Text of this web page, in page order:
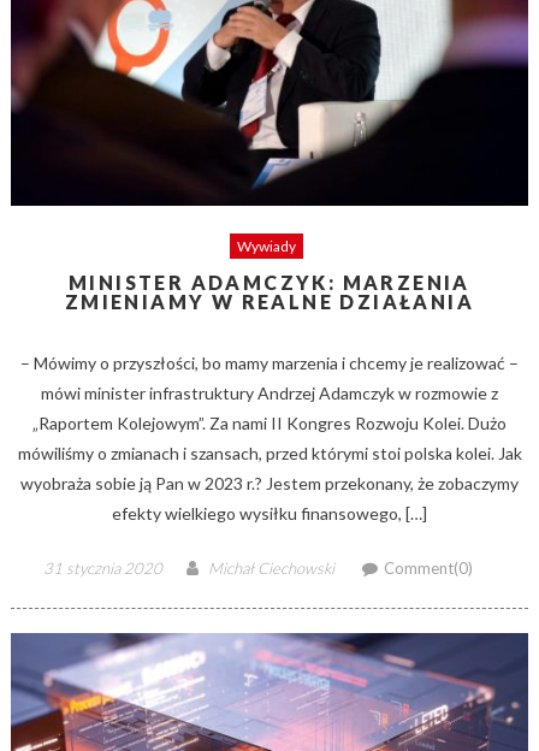
Wywiady
MINISTER ADAMCZYK: MARZENIA
ZMIENIAMY W REALNE DZIAŁANIA
– Mówimy o przyszłości, bo mamy marzenia i chcemy je realizować –
mówi minister infrastruktury Andrzej Adamczyk w rozmowie z
„Raportem Kolejowym”. Za nami II Kongres Rozwoju Kolei. Dużo
mówiliśmy o zmianach i szansach, przed którymi stoi polska kolei. Jak
wyobraża sobie ją Pan w 2023 r.? Jestem przekonany, że zobaczymy
efekty wielkiego wysiłku finansowego, […]
Posted
31 stycznia 2020 Author
Michał Ciechowski Comment(0)